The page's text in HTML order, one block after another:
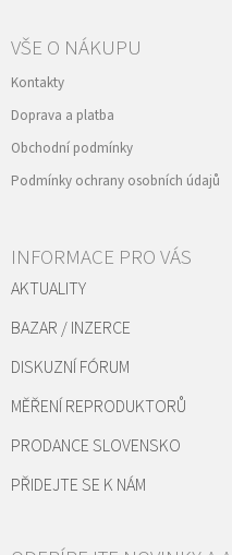
VŠE O NÁKUPU
Kontakty
Doprava a platba
Obchodní podmínky
Podmínky ochrany osobních údajů
INFORMACE PRO VÁS
AKTUALITY
BAZAR / INZERCE
DISKUZNÍ FÓRUM
MĚŘENÍ REPRODUKTORŮ
PRODANCE SLOVENSKO
PŘIDEJTE SE K NÁM